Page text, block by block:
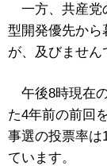
一方、共産党
型開発優先から
が、及びません
午後8時現在
た4年前の前回
事選の投票率は
ています。